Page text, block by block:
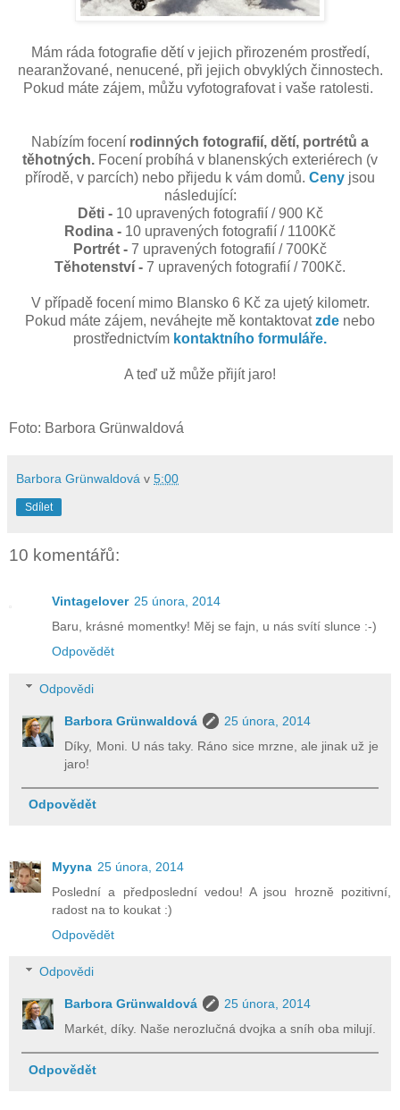
Mám ráda fotografie dětí v jejich přirozeném prostředí,
nearanžované, nenucené, při jejich obvyklých činnostech.
Pokud máte zájem, můžu vyfotografovat i vaše ratolesti.
Nabízím focení rodinných fotografií, dětí, portrétů a
těhotných. Focení probíhá v blanenských exteriérech (v
přírodě, v parcích) nebo přijedu k vám domů. Ceny jsou
následující:
Děti -10 upravených fotografií / 900 Kč
Rodina - 10 upravených fotografií / 1100Kč
Portrét - 7 upravených fotografií / 700Kč
Těhotenství - 7 upravených fotografií / 700Kč.
V případě focení mimo Blansko 6 Kč za ujetý kilometr.
Pokud máte zájem, neváhejte mě kontaktovatzde nebo
prostřednictvím kontaktního formuláře.
A teď už může přijít jaro!
Foto: Barbora Grünwaldová
Barbora Grünwaldová v 5:00
Sdílet
10 komentářů:
Vintagelover 25 února, 2014
Baru, krásné momentky! Měj se fajn, u nás svítí slunce :-)
Odpovědět
Odpovědi
Barbora Grünwaldová
25 února, 2014
Díky, Moni. U nás taky. Ráno sice mrzne, ale jinak už je
jaro!
Odpovědět
Myyna 25 února, 2014
Poslední a předposlední vedou! A jsou hrozně pozitivní,
radost na to koukat :)
Odpovědět
Odpovědi
Barbora Grünwaldová
25 února, 2014
Markét, díky. Naše nerozlučná dvojka a sníh oba milují.
Odpovědět